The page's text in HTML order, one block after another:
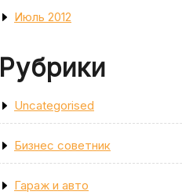
Июль 2012
Рубрики
Uncategorised
Бизнес советник
Гараж и авто